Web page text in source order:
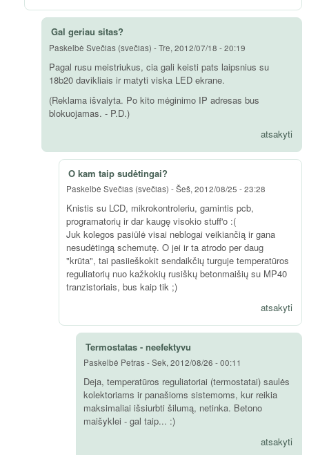
Gal geriau sitas?
Paskelbė Svečias (svečias) -Tre, 2012/07/18 - 20:19
Pagal rusu meistriukus, cia gali keisti pats laipsnius su
18b20 davikliais ir matyti viska LED ekrane.
(Reklama išvalyta. Po kito mėginimo IP adresas bus
blokuojamas. - P.D.)
atsakyti
O kam taip sudėtingai?
Paskelbė Svečias (svečias) -Šeš, 2012/08/25 - 23:28
Knistis su LCD, mikrokontroleriu, gamintis pcb,
programatorių ir dar kaugę visokio stuff'o :(
Juk kolegos pasiūlė visai neblogai veikiančią ir gana
nesudėtingą schemutę. O jei ir ta atrodo per daug
"krūta", tai pasiieškokit sendaikčių turguje temperatūros
reguliatorių nuo kažkokių rusiškų betonmaišių su MP40
tranzistoriais, bus kaip tik ;)
atsakyti
Termostatas - neefektyvu
Paskelbė Petras-Sek, 2012/08/26 - 00:11
Deja, temperatūros reguliatoriai (termostatai) saulės
kolektoriams ir panašioms sistemoms, kur reikia
maksimaliai išsiurbti šilumą, netinka. Betono
maišyklei - gal taip... :)
atsakyti